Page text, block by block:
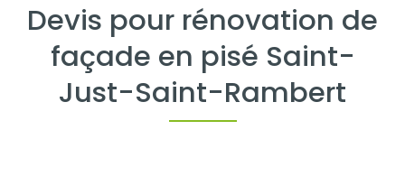
Devis pour rénovation de
façade en pisé Saint-
Just-Saint-Rambert